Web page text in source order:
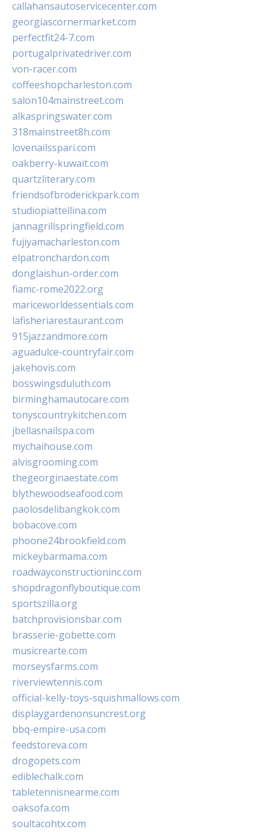
callahansautoservicecenter.com
georgiascornermarket.com
perfectfit24-7.com
portugalprivatedriver.com
von-racer.com
coffeeshopcharleston.com
salon104mainstreet.com
alkaspringswater.com
318mainstreet8h.com
lovenailsspari.com
oakberry-kuwait.com
quartzliterary.com
friendsofbroderickpark.com
studiopiattellina.com
jannagrillspringfield.com
fujiyamacharleston.com
elpatronchardon.com
donglaishun-order.com
fiamc-rome2022.org
mariceworldessentials.com
lafisheriarestaurant.com
915jazzandmore.com
aguadulce-countryfair.com
jakehovis.com
bosswingsduluth.com
birminghamautocare.com
tonyscountrykitchen.com
jbellasnailspa.com
mychaihouse.com
alvisgrooming.com
thegeorginaestate.com
blythewoodseafood.com
paolosdelibangkok.com
bobacove.com
phoone24brookfield.com
mickeybarmama.com
roadwayconstructioninc.com
shopdragonflyboutique.com
sportszilla.org
batchprovisionsbar.com
brasserie-gobette.com
musicrearte.com
morseysfarms.com
riverviewtennis.com
official-kelly-toys-squishmallows.com
displaygardenonsuncrest.org
bbq-empire-usa.com
feedstoreva.com
drogopets.com
ediblechalk.com
tabletennisnearme.com
oaksofa.com
soultacohtx.com